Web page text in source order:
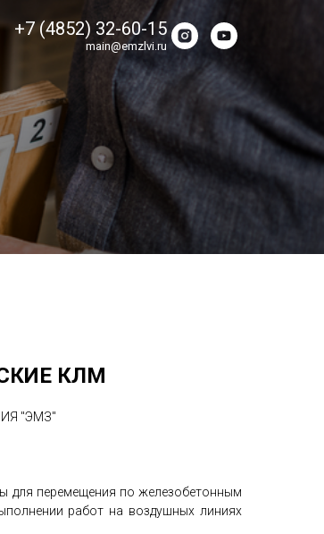
+7 (4852) 32-60-15
main@emzlvi.ru
КЛМ
"ЭМЗ"
для перемещения по железобетонным
работ на воздушных линиях